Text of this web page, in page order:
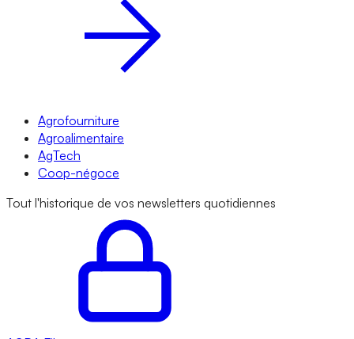
Agrofourniture
Agroalimentaire
AgTech
Coop-négoce
Tout l'historique de vos newsletters quotidiennes